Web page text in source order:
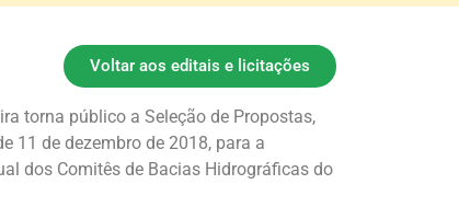
Voltar aos editais e licitações
torna público a Seleção de Propostas,
11 de dezembro de 2018, para a
dos Comitês de Bacias Hidrográficas do